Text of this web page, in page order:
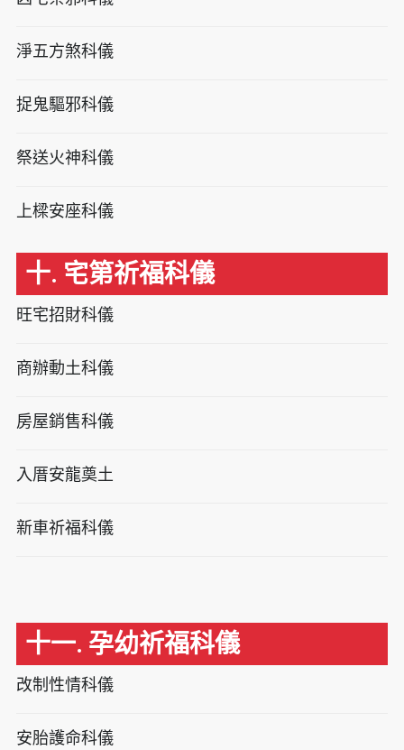
淨五方煞科儀
捉鬼驅邪科儀
祭送火神科儀
上樑安座科儀
十. 宅第祈福科儀
旺宅招財科儀
商辦動土科儀
房屋銷售科儀
入厝安龍奠土
新車祈福科儀
十一. 孕幼祈福科儀
改制性情科儀
安胎護命科儀